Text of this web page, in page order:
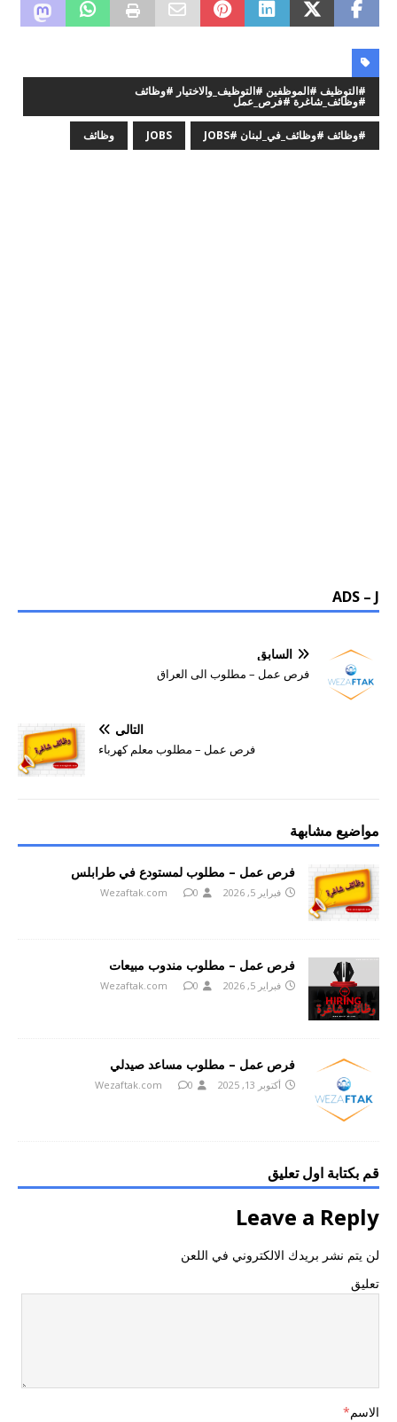
#التوظيف #الموظفين #التوظيف_والاختيار #وظائف
#وظائف_شاغرة #فرص_عمل
#وظائف #وظائف_في_لبنان #JOBS JOBS وظائف
ADS – J
السابق
فرص عمل – مطلوب الى العراق
التالي
فرص عمل – مطلوب معلم كهرباء
مواضيع مشابهة
فرص عمل – مطلوب لمستودع في طرابلس
فبراير 5, 2026 Wezaftak.com 0
فرص عمل – مطلوب مندوب مبيعات
فبراير 5, 2026 Wezaftak.com 0
فرص عمل – مطلوب مساعد صيدلي
أكتوبر 13, 2025 Wezaftak.com 0
قم بكتابة اول تعليق
Leave a Reply
لن يتم نشر بريدك الالكتروني في اللعن
تعليق
الاسم*